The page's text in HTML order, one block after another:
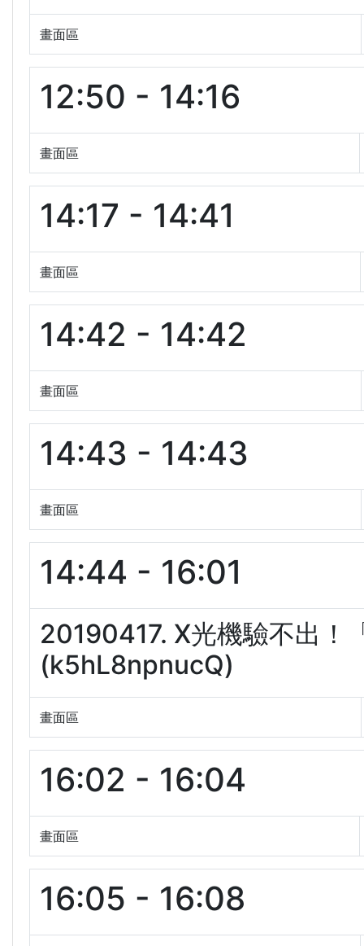
畫面區
12:50 - 14:16
畫面區
14:17 - 14:41
畫面區
14:42 - 14:42
畫面區
14:43 - 14:43
畫面區
14:44 - 16:01
20190417. X光機驗不出
(k5hL8npnucQ)
畫面區
16:02 - 16:04
畫面區
16:05 - 16:08